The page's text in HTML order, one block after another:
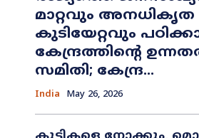
മാറ്റവും അനധികൃത
കുടിയേറ്റവും
കേന്ദ്രത്തിന്റെ
സമിതി; കേന്ദ്ര...
India May 26, 2026